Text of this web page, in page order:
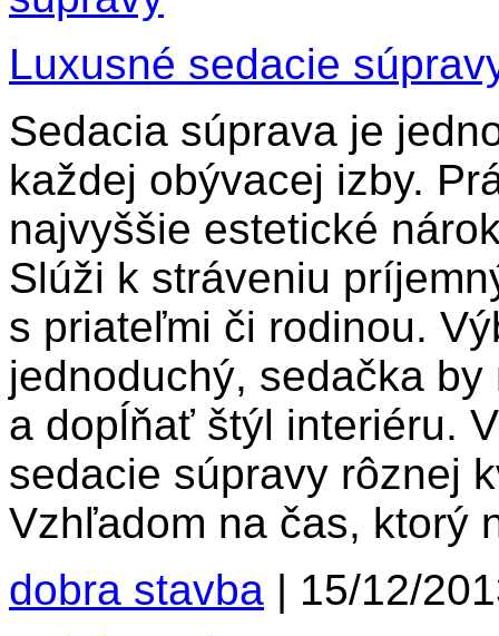
Luxusné sedacie
Sedacia súprava je
každej obývacej izby.
najvyššie estetické
Slúži k stráveniu
s priateľmi či rodinou.
jednoduchý, sedačka
a dopĺňať štýl interiéru.
sedacie súpravy rôznej
Vzhľadom na čas, ktorý
dobra stavba | 15/12/